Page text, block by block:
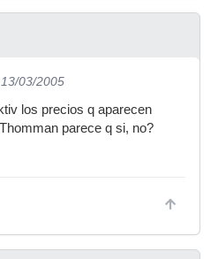
03/2005
los precios q aparecen
parece q si, no?